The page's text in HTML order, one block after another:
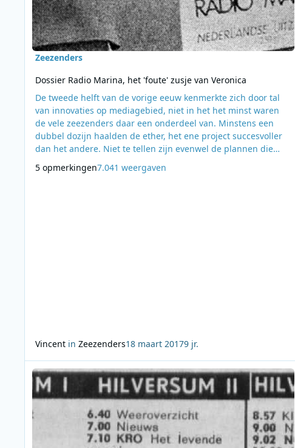
Zeezenders
Dossier Radio Marina, het 'foute' zusje van Veronica
De tweede helft van de vorige eeuw kenmerkte zich door tal
van innovaties op mediagebied, niet in het het minst waren
de vele zeezenders daar een onderdeel van. Minstens een
dubbel dozijn haalden de ether, het ene project succesvoller
dan het andere. Niet te tellen zijn evenwel de plannen die
gedachten van fantasten. Het Belgische Radio Marina is er
5 opmerkingen7.041 weergaven
Vincentin Zeezenders18 maart 20179 jr.
Lees meer over De moeilijke eerste weken van Hilversum 3